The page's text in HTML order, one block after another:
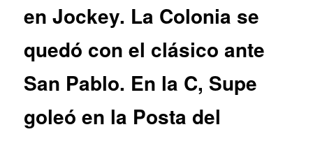
en Jockey. La Colonia se
quedó con el clásico ante
San Pablo. En la C, Supe
goleó en la Posta del